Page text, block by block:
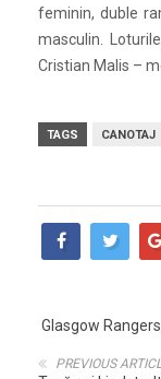
feminin, duble
masculin.
Cristian Malis –
TAGS CANOTAJ
Glasgow
PREVIOUS